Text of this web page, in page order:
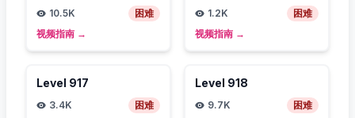
10.5K
困难
视频指南 →
1.2K
困难
视频指南 →
Level 917
3.4K
困难
Level 918
9.7K
困难